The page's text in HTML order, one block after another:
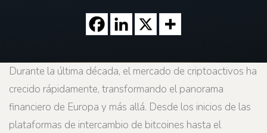
Durante la última década, el mercado de criptoactivos ha
crecido rápidamente, transformando el panorama
financiero de Europa y más allá. Desde los inicios de las
plataformas de intercambio de bitcoines hasta el